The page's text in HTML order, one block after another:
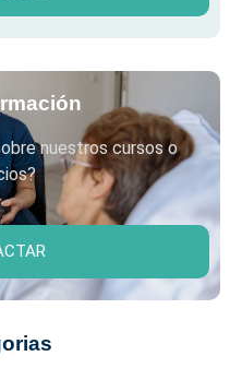
nuestros cursos o